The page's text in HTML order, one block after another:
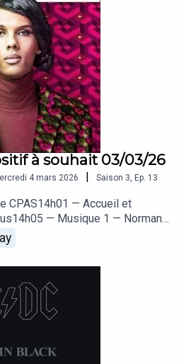
sorties du coin — AnthoAu
à souhait 03/03/26
4 mars 2026 | Saison 3, Ep. 13
CPAS14h01 — Accueil et
— Musique 1 — Norman
Kenny : les 40 ans de Zelda —
2 — Stromae – Tous les
: Quiz Stromae —
3 — BTS –
— Sylvia : La Corée du Sud —
4 — Keep Cool – Je vais
— Dorothée : les lois insolites